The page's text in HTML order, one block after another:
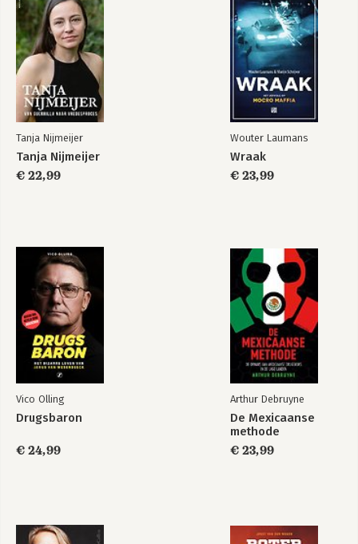
Bekijk alle boeken
13. Bestrijding van Bolle Jos en zijn verwanten
14. Op de vlucht: waar houdt Bolle Jos zich schuil?
Persoonsnamenregister
Tanja Nijmeijer
Tanja Nijmeijer
€ 22,99
Wouter Laumans
Wraak
€ 23,99
Vico Olling
Drugsbaron
€ 24,99
Arthur Debruyne
De Mexicaanse
methode
€ 23,99